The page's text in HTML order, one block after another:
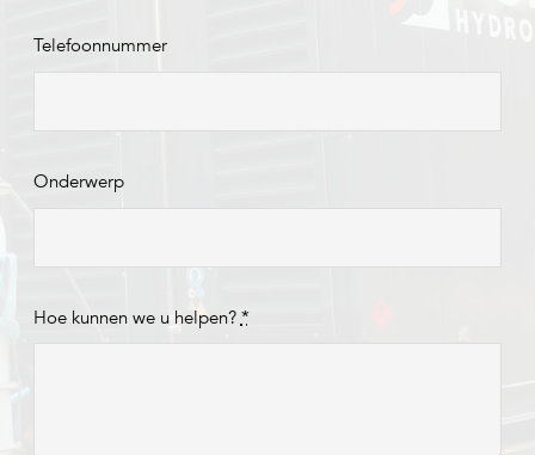
Telefoonnummer
Onderwerp
Hoe kunnen we u helpen? *